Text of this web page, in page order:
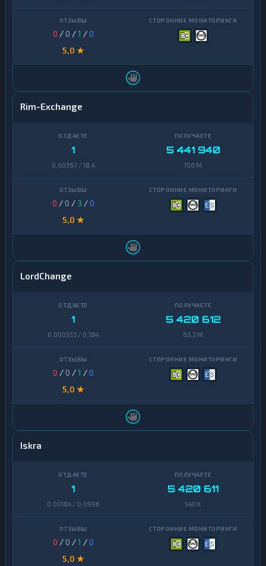
0 / 0 /1 /0
5,0 ★
Rim-Exchange
1
0,00367 / 18,4
5 441 940
100 M
0 / 0 / 3 /0
5,0 ★
LordChange
1
0,000553 / 0,184
5 420 612
63,3 M
0 / 0 /1 /0
5,0 ★
Iskra
1
0,00184 / 0,0996
5 420 611
540 K
0 / 0 /1 /0
5,0 ★